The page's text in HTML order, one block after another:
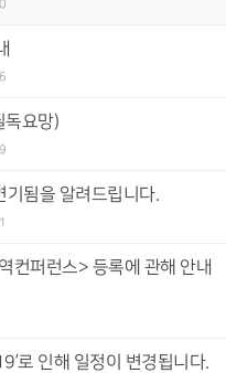
독요망)
기됨을 알려드립니다.
컨퍼런스> 등록에 관해 안내
로 인해 일정이 변경됩니다.